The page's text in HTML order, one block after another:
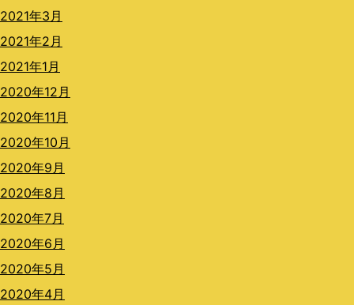
2021年3月
2021年2月
2021年1月
2020年12月
2020年11月
2020年10月
2020年9月
2020年8月
2020年7月
2020年6月
2020年5月
2020年4月